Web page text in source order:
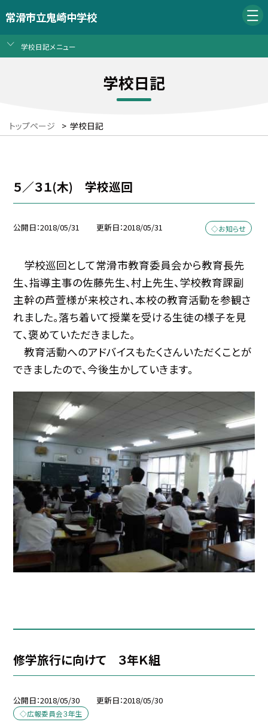
常滑市立鬼崎中学校
学校日記メニュー
学校日記
トップページ > 学校日記
５／３１(木) 学校巡回
公開日 2018/05/31 更新日 2018/05/31 ◇お知らせ
学校巡回として常滑市教育委員会から教育長先
生、指導主事の佐藤先生、村上先生、学校教育課副
主幹の芦萱様が来校され、本校の教育活動を参観さ
れました。落ち着いて授業を受ける生徒の様子を見
て、褒めていただきました。
教育活動へのアドバイスもたくさんいただくことが
できましたので、今後生かしていきます。
修学旅行に向けて ３年Ｋ組
公開日 2018/05/30 更新日 2018/05/30
◇広報委員会３年生